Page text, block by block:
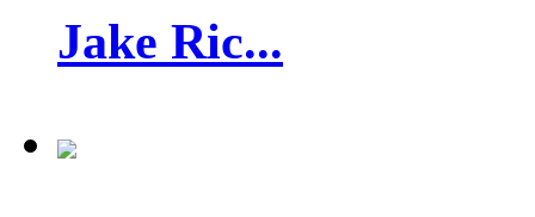
Jake Ric...